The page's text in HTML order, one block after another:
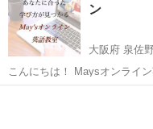
えて ライテ...
ン
大阪府 泉佐
こんにちは！ Maysオンライン英語教室
ブスピーカーによる 英会話クラ